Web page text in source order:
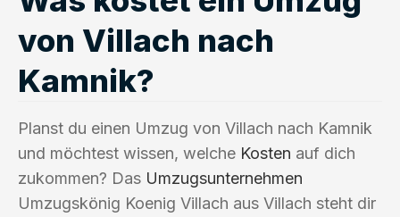
von Villach nach
Kamnik?
Planst du einen Umzug von Villach nach Kamnik
und möchtest wissen, welche Kosten auf dich
zukommen? Das Umzugsunternehmen
Umzugskönig Koenig Villach aus Villach steht dir